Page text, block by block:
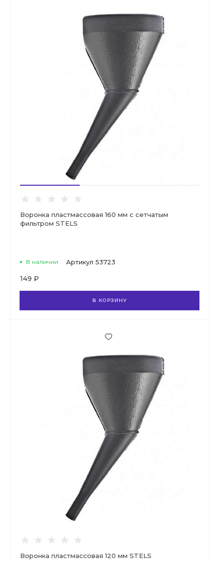
Воронка пластмассовая 160 мм с сетчатым
фильтром STELS
В наличии Артикул 53723
149 ₽
В КОРЗИНУ
Воронка пластмассовая 120 мм STELS